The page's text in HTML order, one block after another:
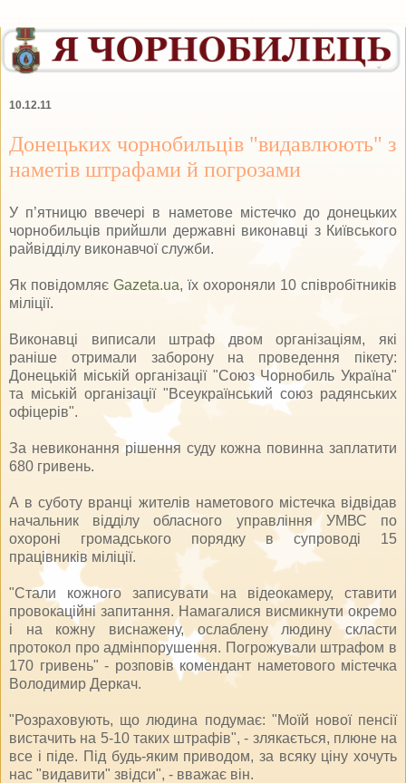
10.12.11
Донецьких чорнобильців "видавлюють" з
наметів штрафами й погрозами
У п’ятницю ввечері в наметове містечко до донецьких
чорнобильців прийшли державні виконавці з Київського
райвідділу виконавчої служби.
Як повідомляє Gazeta.ua, їх охороняли 10 співробітників
міліції.
Виконавці виписали штраф двом організаціям, які
раніше отримали заборону на проведення пікету:
Донецькій міській організації "Союз Чорнобиль Україна"
та міській організації "Всеукраїнський союз радянських
офіцерів".
За невиконання рішення суду кожна повинна заплатити
680 гривень.
А в суботу вранці жителів наметового містечка відвідав
начальник відділу обласного управління УМВС по
охороні громадського порядку в супроводі 15
працівників міліції.
"Стали кожного записувати на відеокамеру, ставити
провокаційні запитання. Намагалися висмикнути окремо
і на кожну виснажену, ослаблену людину скласти
протокол про адмінпорушення. Погрожували штрафом в
170 гривень" - розповів комендант наметового містечка
Володимир Деркач.
"Розраховують, що людина подумає: "Моїй нової пенсії
вистачить на 5-10 таких штрафів", - злякається, плюне на
все і піде. Під будь-яким приводом, за всяку ціну хочуть
нас "видавити" звідси", - вважає він.